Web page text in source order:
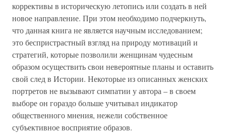
коррективы в историческую летопись или создать в ней
новое направление. При этом необходимо подчеркнуть,
что данная книга не является научным исследованием;
это беспристрастный взгляд на природу мотиваций и
стратегий, которые позволили женщинам чудесным
образом осуществить свои невероятные планы и оставить
свой след в Истории. Некоторые из описанных женских
портретов не вызывают симпатии у автора – в своем
выборе он гораздо больше учитывал индикатор
общественного мнения, нежели собственное
субъективное восприятие образов.